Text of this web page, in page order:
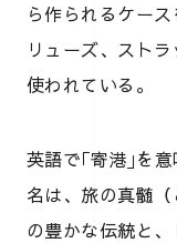
ら作られるケー
リューズ、スト
使われている。
英語で｢寄港｣を
名は、旅の真髄
の豊かな伝統と